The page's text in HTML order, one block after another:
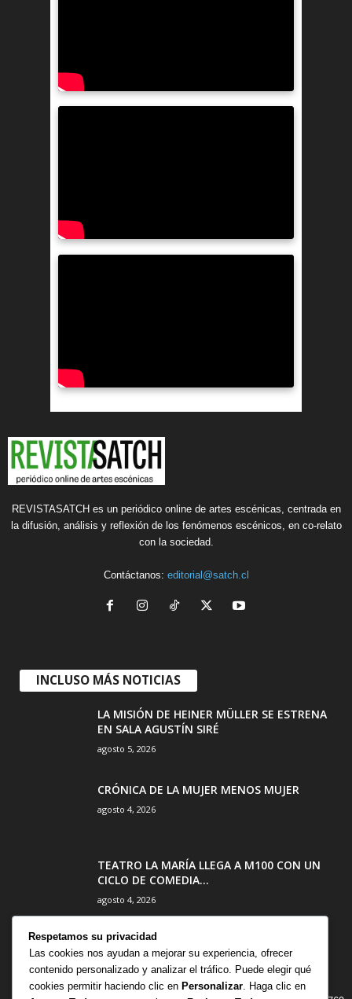
REVISTASATCH es un periódico online de artes escénicas, centrada en
la difusión, análisis y reflexión de los fenómenos escénicos, en co-relato
con la sociedad.
Contáctanos: editorial@satch.cl
INCLUSO MÁS NOTICIAS
LA MISIÓN DE HEINER MÜLLER SE ESTRENA
EN SALA AGUSTÍN SIRÉ
agosto 5, 2026
CRÓNICA DE LA MUJER MENOS MUJER
agosto 4, 2026
TEATRO LA MARÍA LLEGA A M100 CON UN
CICLO DE COMEDIA...
agosto 4, 2026
CATEGORÍA POPULAR
Respetamos su privacidad
Las cookies nos ayudan a mejorar su experiencia, ofrecer
contenido personalizado y analizar el tráfico. Puede elegir qué
cookies permitir haciendo clic en Personalizar . Haga clic en